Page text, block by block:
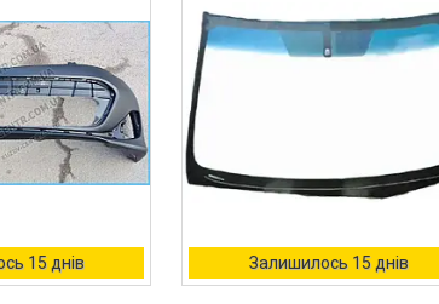
15 днів Залишилось 15 днів